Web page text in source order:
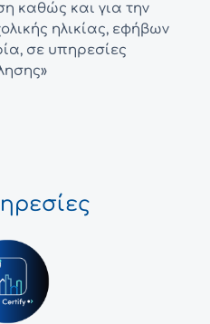
καθώς και για την
ηλικίας, εφήβων
σε υπηρεσίες